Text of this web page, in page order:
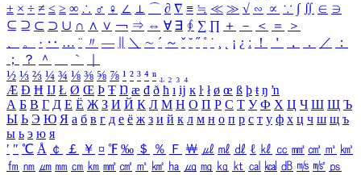
± × ÷ ≠ ≤ ≥ ∞ ∴ ♂ ♀ ∠ ⊥ ⌒ ∂ ∇ ≡ ≒ ≪ ≫ √ ∽ ∝ ∵ ∫ ∬ ∈ ∋
⊆ ⊇ ⊂ ⊃ ∪ ∩ ∧ ∨ ￢ ⇒ ⇔ ∀ ∃ ∮ ∑ ∏ ＋ － ＜ ＝
＞
、
。 · ‥ … ¨ 〃 ― ＼ ∼ ´ ～ ˇ ˘ ˝ ˚ ˙ ¸ ¡ ¿ ː ！ ＇ ， ． ／
：
；
？ ＾ ｀
½ ⅓ ⅔ ¼ ¾ ⅛ ⅜ ⅝ ⅞ ¹ ² ³ ⁴ ⁿ ₁ ₂ ₃ ₄
Æ Ð Ħ Ĳ Ł Ø Œ Þ Ŧ Ŋ æ đ ð ħ ı ĳ ĸ ŀ ł ø œ ß þ ŧ ŋ ŉ
А Б В Г Д Е Ё Ж З И Й К Л М Н О П Р С Т У Ф Х Ц Ч Ш Щ Ъ
Ы Ь Э Ю Я а б в г д е ё ж з и й к л м н о п р с т у ф х ц ч ш щ ъ
ы ь э ю я
′ ″ ℃ Å ￠ ￡ ￥ ¤ ℉ ‰ ＄ ％ Ｆ ￦ ㎕ ㎖ ㎗ ℓ ㎘ ㏄ ㎣ ㎤ ㎥ ㎦
㎙ ㎚ ㎛ ㎜ ㎝ ㎞ ㎟ ㎠ ㎡ ㎢ ㏊ ㎍ ㎎ ㎏ ㏏ ㎈ ㎉ ㏈ ㎧ ㎨ ㎰